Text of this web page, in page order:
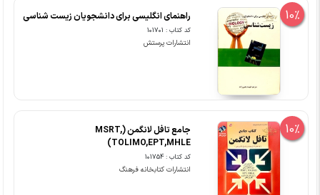
10% راهنمای انگلیسی برای دانشجویان زیست شناسی
کد کتاب : 101701
انتشارات پرستش
10%
جامع تافل لانگمن (MSRT,
TOLIMO,EPT,MHLE)
کد کتاب : 101754
انتشارات کتابخانه فرهنگ